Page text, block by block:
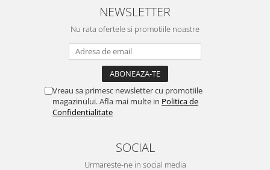
Mărgele HAMA MINI
Perceperea timpului - TimeTimer
Stimulare senzoriala
Stimulare olfactivă
Stimulare tactila
Terapie de integrare senzorială
NEWSLETTER
Nu rata ofertele si promotiile noastre
Vreau sa primesc newsletter cu promotiile
magazinului. Afla mai multe in Politica de
Confidentialitate
SOCIAL
Urmareste-ne in social media